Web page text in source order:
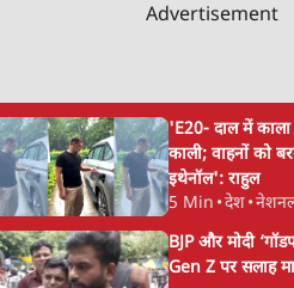
Advertisement
'E20- दाल में काला
काली; वाहनों को
इथेनॉल': राहुल
5 Min •देश•
BJP और मोदी
Gen Z पर सलाह